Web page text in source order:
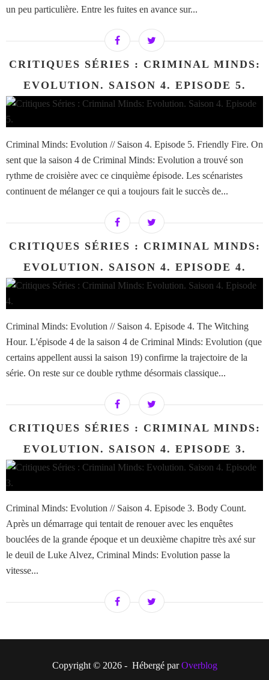
un peu particulière. Entre les fuites en avance sur...
CRITIQUES SÉRIES : CRIMINAL MINDS:
EVOLUTION. SAISON 4. EPISODE 5.
Criminal Minds: Evolution // Saison 4. Episode 5. Friendly Fire. On
sent que la saison 4 de Criminal Minds: Evolution a trouvé son
rythme de croisière avec ce cinquième épisode. Les scénaristes
continuent de mélanger ce qui a toujours fait le succès de...
CRITIQUES SÉRIES : CRIMINAL MINDS:
EVOLUTION. SAISON 4. EPISODE 4.
Criminal Minds: Evolution // Saison 4. Episode 4. The Witching
Hour. L'épisode 4 de la saison 4 de Criminal Minds: Evolution (que
certains appellent aussi la saison 19) confirme la trajectoire de la
série. On reste sur ce double rythme désormais classique...
CRITIQUES SÉRIES : CRIMINAL MINDS:
EVOLUTION. SAISON 4. EPISODE 3.
Criminal Minds: Evolution // Saison 4. Episode 3. Body Count.
Après un démarrage qui tentait de renouer avec les enquêtes
bouclées de la grande époque et un deuxième chapitre très axé sur
le deuil de Luke Alvez, Criminal Minds: Evolution passe la
vitesse...
Copyright © 2026 - Hébergé parOverblog